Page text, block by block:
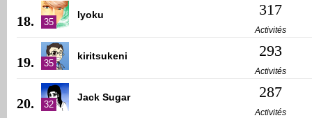
18. 35
Iyoku 317
Activités
19. 35
kiritsukeni 293
Activités
20. 32
Jack Sugar 287
Activités